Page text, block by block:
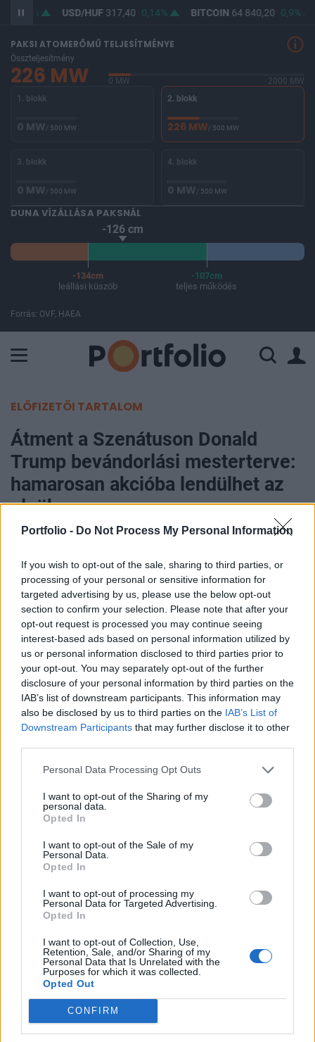
Portfolio - Do Not Process My Personal Information
If you wish to opt-out of the sale, sharing to third parties, or
processing of your personal or sensitive information for
targeted advertising by us, please use the below opt-out
section to confirm your selection. Please note that after your
opt-out request is processed you may continue seeing
interest-based ads based on personal information utilized by
us or personal information disclosed to third parties prior to
your opt-out. You may separately opt-out of the further
disclosure of your personal information by third parties on the
IAB’s list of downstream participants. This information may
also be disclosed by us to third parties on the IAB’s List of
Downstream Participants that may further disclose it to other
Personal Data Processing Opt Outs
I want to opt-out of the Sharing of my
personal data.
Opted In
I want to opt-out of the Sale of my
Personal Data.
Opted In
I want to opt-out of processing my
Personal Data for Targeted Advertising.
Opted In
I want to opt-out of Collection, Use,
Retention, Sale, and/or Sharing of my
Personal Data that Is Unrelated with the
Purposes for which it was collected.
Opted Out
CONFIRM
0,12% USD/HUF317,40 0,14% BITCOIN64 840,20 0,9%
PAKSI ATOMERŐMŰ TELJESÍTMÉNYE
Összteljesítmény
226 MW 0 MW
2000 MW
1. blokk
0 MW/ 500 MW
2. blokk
226 MW/ 500 MW
3. blokk
0 MW/ 500 MW
4. blokk
0 MW/ 500 MW
DUNA VÍZÁLLÁSA PAKSNÁL
-126 cm
-134cm
leállási küszöb
-107cm
teljes működés
Forrás: OVF, HAEA
ELŐFIZETŐI TARTALOM
Átment a Szenátuson Donald
Trump bevándorlási mesterterve:
hamarosan akcióba lendülhet az
elnök
2026. június 05. 20:31
Az amerikai szenátus republikánus többsége 52–
47 arányban megszavazta a Trump-kormány
bevándorlási szigorításait finanszírozó, 70
milliárd dolláros törvénycsomagot. A szavazás
előtt a demokraták órákig tartó
módosítóindítvány-sorozattal igyekeztek sarokba
szorítani a republikánus szenátorokat, ám végül
egyetlen módosítás sem kapott elegendő
A péntek hajnalban elfogadott jogszabályt a
gyorsan zöld utat ad majd neki. A republikánusok közül
egyedül Lisa Murkowski alaszkai szenátor szavazott
nemmel, az összes demokratával együtt. Az elfogadás
azonban csak azután vált lehetővé, hogy a republikánus
vezetés lecsillapította a heteken át tartó belső
elégedetlenséget....
KEDVES OLVASÓNK!
A keresett cikk a portfolio.hu hírarchívumához
tartozik, melynek olvasása előfizetéses
regisztrációhoz kötött.
Az előfizetés a következőket tartalmazza: